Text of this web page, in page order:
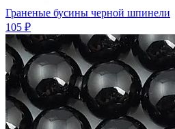
Граненые бусины черной шпинели
105 ₽